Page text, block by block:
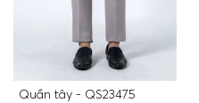
Quần tây - QS23475